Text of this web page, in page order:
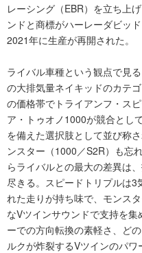
レーシング（EBR）を立ち上
ンドと商標がハーレーダビッ
2021年に生産が再開された。
ライバル車種という観点で見
の大排気量ネイキッドのカテ
の価格帯でトライアンフ・ス
ア・トゥオノ1000が競合とし
を備えた選択肢として並び称
ンスター（1000／S2R）も忘
らライバルとの最大の差異は
尽きる。スピードトリプルは3
れた走りが持ち味で、モンス
なVツインサウンドで支持を
ーでの方向転換の素軽さ、ど
ルクが炸裂するVツインのパ